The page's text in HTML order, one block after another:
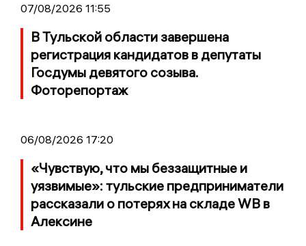
07/08/2026 11:55
В Тульской области завершена
регистрация кандидатов в депутаты
Госдумы девятого созыва.
Фоторепортаж
06/08/2026 17:20
«Чувствую, что мы беззащитные и
уязвимые»: тульские предприниматели
рассказали о потерях на складе WB в
Алексине